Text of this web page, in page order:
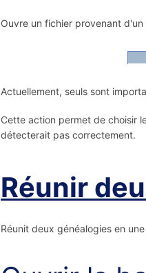
Ouvre un fichier provenant
Actuellement, seuls sont
Cette action permet de choisir
détecterait pas correctement.
Réunir
Réunit deux généalogies en